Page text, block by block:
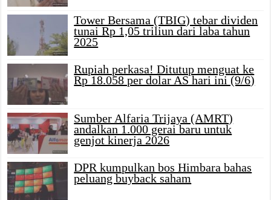
Tower Bersama (TBIG) tebar dividen
tunai Rp 1,05 triliun dari laba tahun
2025
Rupiah perkasa! Ditutup menguat ke
Rp 18.058 per dolar AS hari ini (9/6)
Sumber Alfaria Trijaya (AMRT)
andalkan 1.000 gerai baru untuk
genjot kinerja 2026
DPR kumpulkan bos Himbara bahas
peluang buyback saham